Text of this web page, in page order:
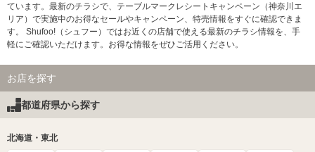
ています。最新のチラシで、テーブルマークレシートキャンペーン（神奈川エ
リア）で実施中のお得なセールやキャンペーン、特売情報をすぐに確認できま
す。 Shufoo!（シュフー）ではお近くの店舗で使える最新のチラシ情報を、手
軽にご確認いただけます。お得な情報をぜひご活用ください。
お店を探す
都道府県から探す
北海道・東北